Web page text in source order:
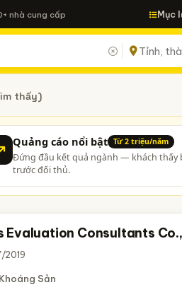
nhà cung cấp Mục
thấy)
Quảng cáo nổi bật Từ 2 triệu/năm
Đứng đầu kết quả ngành — khách thấy
trước đối thủ.
Evaluation Consultants
2019
Sản